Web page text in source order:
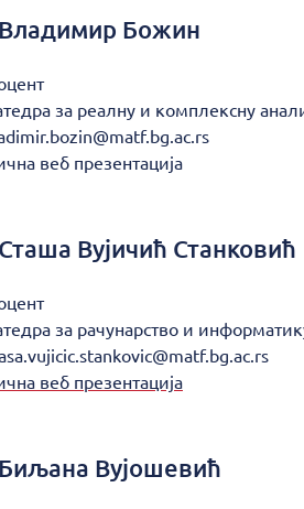
Владимир Божин
за реалну и комплексну
веб презентација
Сташа Вујичић Станковић
за рачунарство и
веб презентација
Биљана Вујошевић